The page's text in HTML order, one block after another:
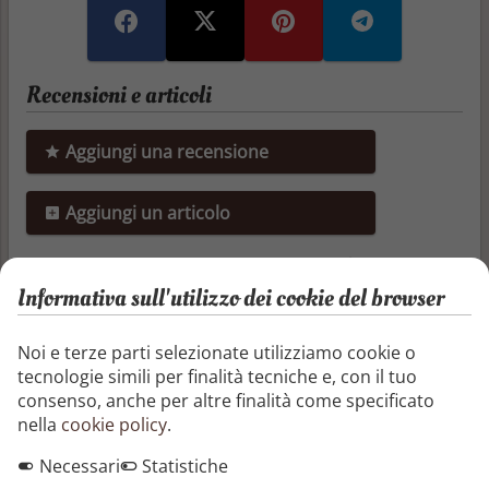
Recensioni e articoli
Aggiungi una recensione
Aggiungi un articolo
Non ci sono ancora recensioni o articoli
I castelli di Athlin e Dunbayne
I clan che governano i castelli di Athlin e
Dopo la morte del duca di Athlin, ucciso
Informativa sull'utilizzo dei cookie del browser
Noi e terze parti selezionate utilizziamo cookie o
tecnologie simili per finalità tecniche e, con il tuo
consenso, anche per altre finalità come specificato
nella cookie policy.
Necessari
Statistiche